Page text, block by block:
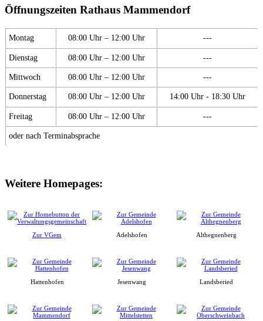
Öffnungszeiten Rathaus Mammendorf
Montag 08:00 Uhr – 12:00 Uhr ---
Dienstag 08:00 Uhr – 12:00 Uhr ---
Mittwoch 08:00 Uhr – 12:00 Uhr ---
Donnerstag 08:00 Uhr – 12:00 Uhr 14:00 Uhr - 18:30 Uhr
Freitag 08:00 Uhr – 12:00 Uhr ---
oder nach Terminabsprache
Weitere Homepages:
Zur VGem Adelshofen Althegnenberg
Hattenhofen Jesenwang Landsberied